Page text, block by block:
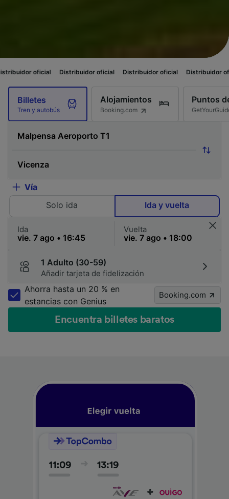
Distribuidor oficial Distribuidor oficial Distribuidor oficial
Billetes
Tren y autobús
Alojamientos
Booking.com
Puntos
Vía
Solo ida
Ida y vuelta
Ida Vuelta
1 Adulto (30-59)
Añadir tarjeta de fidelización
Ahorra hasta un 20 % en
estancias con Genius
Booking.com
Encuentra billetes baratos